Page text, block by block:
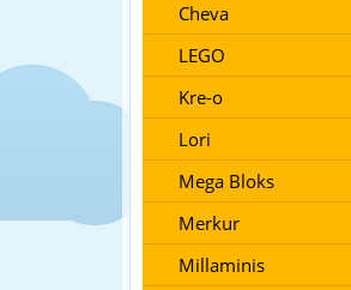
Cheva
LEGO
Kre-o
Lori
Mega Bloks
Merkur
Millaminis